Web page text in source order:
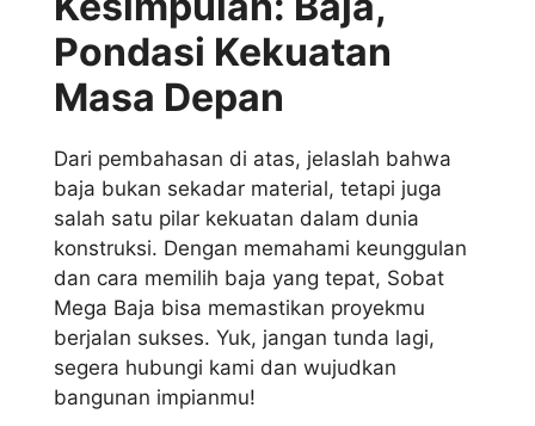
Pondasi Kekuatan
Masa Depan
Dari pembahasan di atas, jelaslah bahwa
baja bukan sekadar material, tetapi juga
salah satu pilar kekuatan dalam dunia
konstruksi. Dengan memahami keunggulan
dan cara memilih baja yang tepat, Sobat
Mega Baja bisa memastikan proyekmu
berjalan sukses. Yuk, jangan tunda lagi,
segera hubungi kami dan wujudkan
bangunan impianmu!